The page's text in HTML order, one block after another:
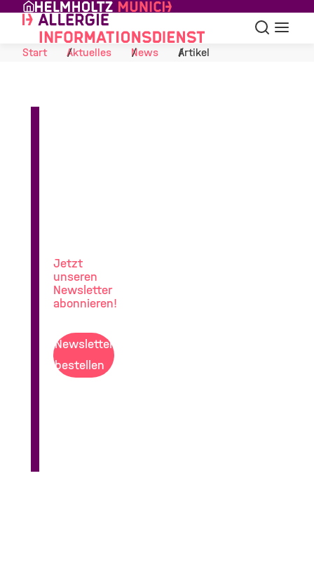
Skip to Content
Suche
Start
Aktuelles News Artikel
Jetzt
unseren
Newsletter
abonnieren!
Newsletter
bestellen